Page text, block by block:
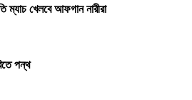
ম্যাচ খেলবে আফগান নারীরা
পন্থ